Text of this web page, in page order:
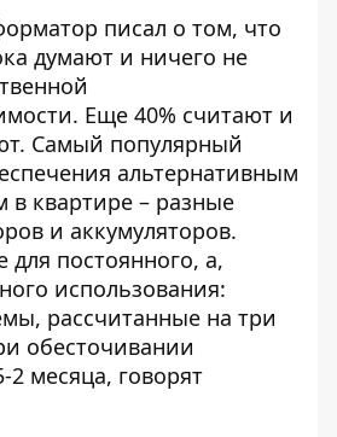
писал о том, что
думают и ничего не
Еще 40% считают и
Самый популярный
альтернативным
в квартире – разные
и аккумуляторов.
для постоянного, а,
использования:
рассчитанные на три
обесточивании
2 месяца, говорят